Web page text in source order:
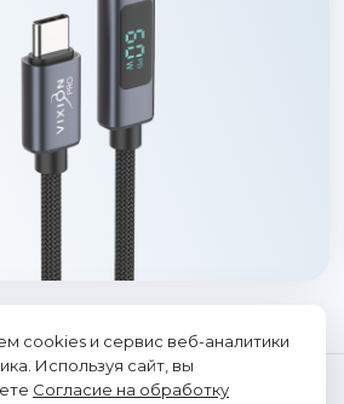
cookies и сервис веб-аналитики
Используя сайт, вы
Согласие на обработку